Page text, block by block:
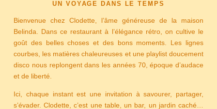
UN VOYAGE DANS LE TEMPS
Bienvenue chez Clodette, l’âme généreuse de la maison
Belinda. Dans ce restaurant à l’élégance rétro, on cultive le
goût des belles choses et des bons moments. Les lignes
courbes, les matières chaleureuses et une playlist doucement
disco nous replongent dans les années 70, époque d’audace
et de liberté.
Ici, chaque instant est une invitation à savourer, partager,
s’évader. Clodette, c’est une table, un bar, un jardin caché…